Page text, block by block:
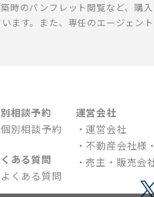
時のパンフレット閲覧など、購
ます。また、専任のエージェン
相談予約
個別相談予約
ある質問
よくある質問
運営会社
運営会社
不動産会社様
売主・販売会